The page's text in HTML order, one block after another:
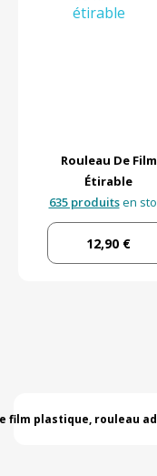
Rouleau De Film
Étirable
635 produitsen
12,90 €
film plastique, rouleau